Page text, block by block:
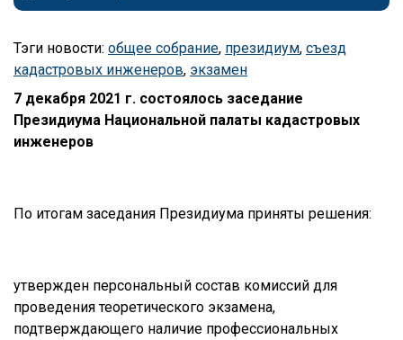
Тэги новости: общее собрание, президиум, съезд
кадастровых инженеров, экзамен
7 декабря 2021 г. состоялось заседание
Президиума Национальной палаты кадастровых
инженеров
По итогам заседания Президиума приняты решения:
утвержден персональный состав комиссий для
проведения теоретического экзамена,
подтверждающего наличие профессиональных